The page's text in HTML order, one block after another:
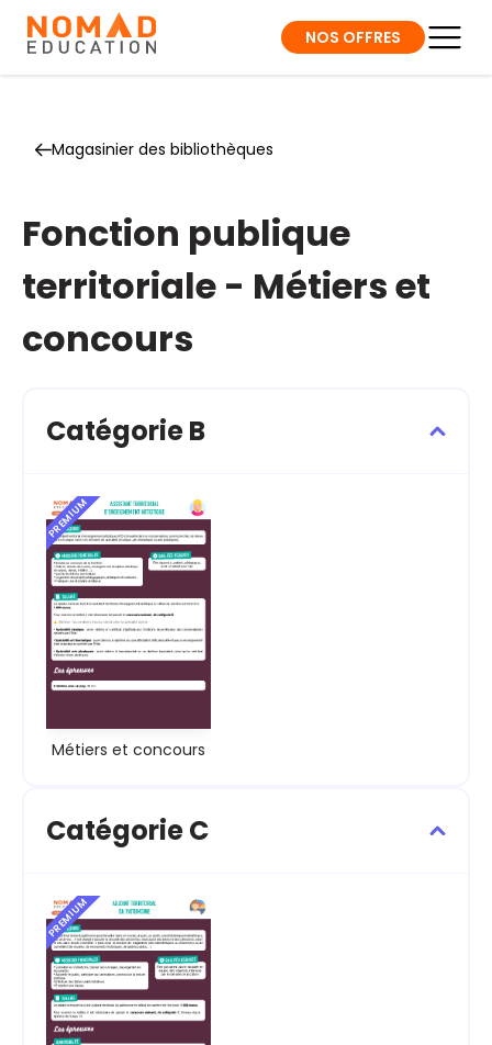
NOS OFFRES
Magasinier des bibliothèques
Fonction publique
territoriale - Métiers et
concours
Catégorie B
PREMIUM
Métiers et concours
Catégorie C
PREMIUM